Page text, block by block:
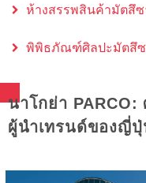
ห้างสรรพสินค้ามัตสึซ
พิพิธภัณฑ์ศิลปะมัตสึซ
นาโกย่า
ผู้นำเทรนด์ของญี่